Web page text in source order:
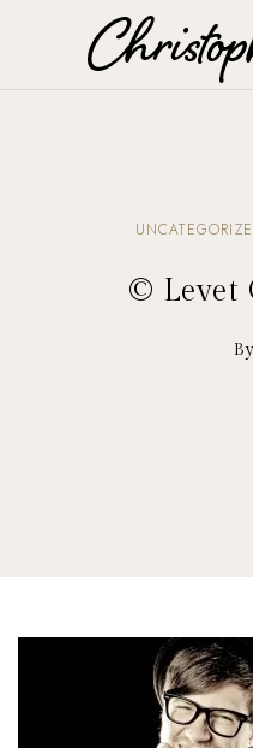
© Levet